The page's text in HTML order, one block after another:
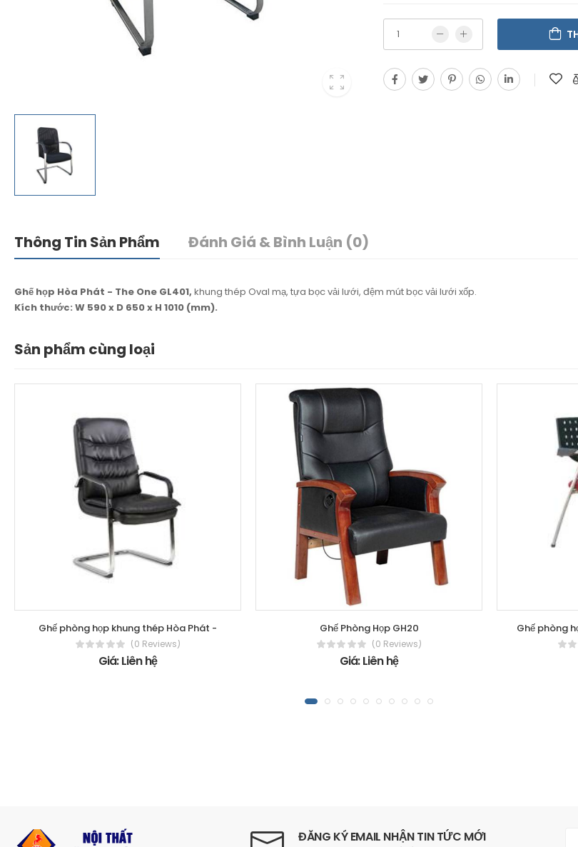
Thông Tin Sản Phẩm Đánh Giá & Bình Luận (0)
Ghế họp Hòa Phát - The One GL401, khung thép Oval mạ, tựa bọc vải lưới, đệm mút bọc vải lưới xốp.
Kích thước: W 590 x D 650 x H 1010 (mm).
Sản phẩm cùng loại
Ghế phòng họp khung thép Hòa Phát -
(0 Reviews)
Giá: Liên hệ
Ghế Phòng Họp GH20
(0 Reviews)
Giá: Liên hệ
Ghế phòng
ĐĂNG KÝ EMAIL NHẬN TIN TỨC MỚI